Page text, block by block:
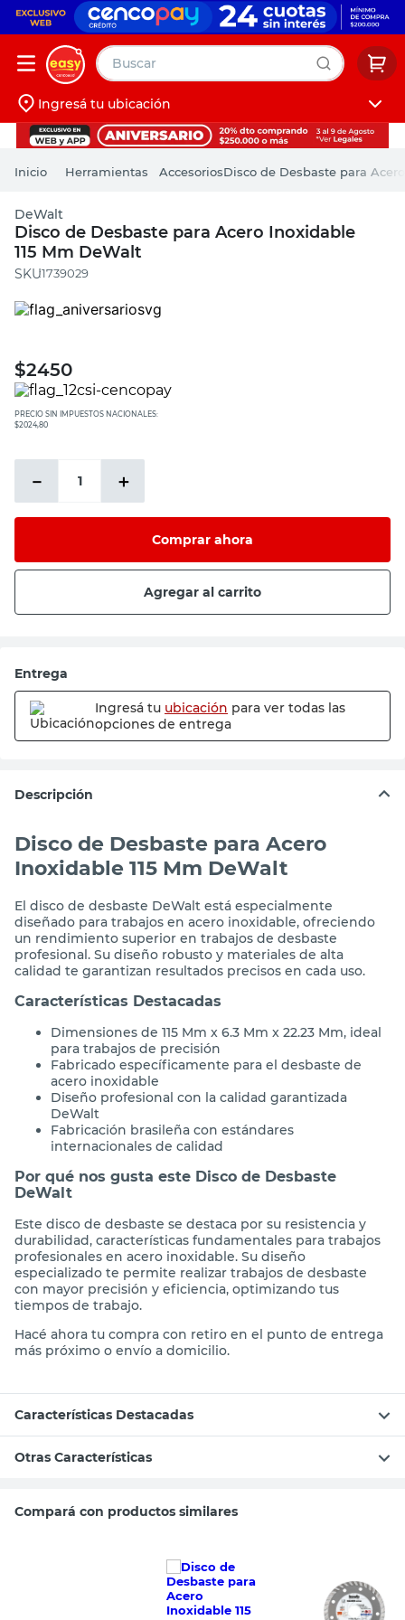
Buscar
Iniciá sesión
Ingresá tu ubicación
Herramientas AccesoriosDisco de Desbaste para
DeWalt
Disco de Desbaste para Acero Inoxidable
115 Mm DeWalt
:1739029
$2450
PRECIO SIN IMPUESTOS NACIONALES:
$2024,80
＋
－
Comprar ahora
Agregar al carrito
Entrega
Ingresá tu ubicación para ver todas las
opciones de entrega
Descripción
Disco de Desbaste para Acero
Inoxidable 115 Mm DeWalt
El disco de desbaste DeWalt está especialmente
diseñado para trabajos en acero inoxidable, ofreciendo
un rendimiento superior en trabajos de desbaste
profesional. Su diseño robusto y materiales de alta
calidad te garantizan resultados precisos en cada uso.
Características Destacadas
Dimensiones de 115 Mm x 6.3 Mm x 22.23 Mm, ideal
para trabajos de precisión
Fabricado específicamente para el desbaste de
acero inoxidable
Diseño profesional con la calidad garantizada
DeWalt
Fabricación brasileña con estándares
internacionales de calidad
Por qué nos gusta este Disco de Desbaste
DeWalt
Este disco de desbaste se destaca por su resistencia y
durabilidad, características fundamentales para trabajos
profesionales en acero inoxidable. Su diseño
especializado te permite realizar trabajos de desbaste
con mayor precisión y eficiencia, optimizando tus
tiempos de trabajo.
Hacé ahora tu compra con retiro en el punto de entrega
más próximo o envío a domicilio.
Características Destacadas
Otras Características
Compará con productos similares
muebles
pintura
escritorio
puertas
placard